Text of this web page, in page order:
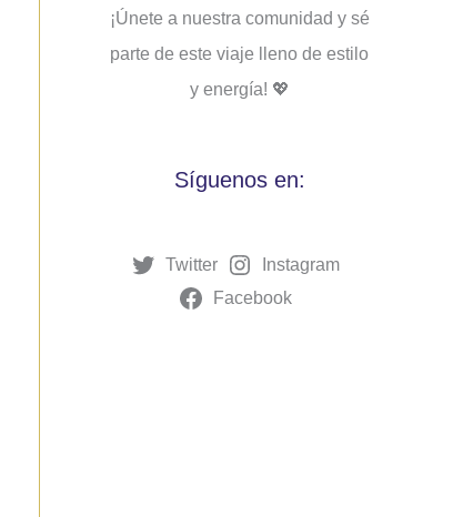
¡Únete a nuestra comunidad y sé
parte de este viaje lleno de estilo
y energía! 💖
Síguenos en:
Twitter
Instagram
Facebook